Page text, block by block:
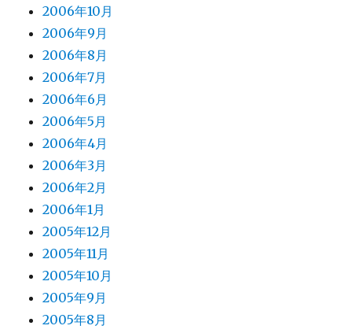
2006年10月
2006年9月
2006年8月
2006年7月
2006年6月
2006年5月
2006年4月
2006年3月
2006年2月
2006年1月
2005年12月
2005年11月
2005年10月
2005年9月
2005年8月